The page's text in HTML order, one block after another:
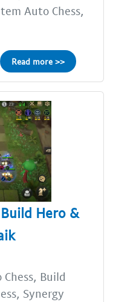
Auto Chess,
Read more >>
Hero &
Build
Synergy